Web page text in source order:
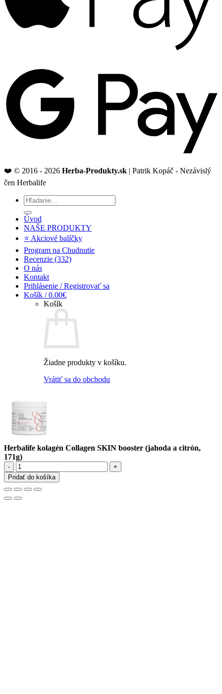
❤️ © 2016 - 2026 Herba-Produkty.sk | Patrik Kopáč - Nezávislý
čen Herbalife
Hľadať:
Úvod
NAŠE PRODUKTY
⭐ Akciové balíčky
Program na Chudnutie
Recenzie (332)
O nás
Kontakt
Prihlásenie / Registrovať sa
Košík /0.00€
Košík
Žiadne produkty v košíku.
Vrátiť sa do obchodu
Herbalife kolagén Collagen SKIN booster (jahoda a citrón,
171g)
množstvo
Herbalife
kolagén
Collagen
SKIN
Pridať do košíka